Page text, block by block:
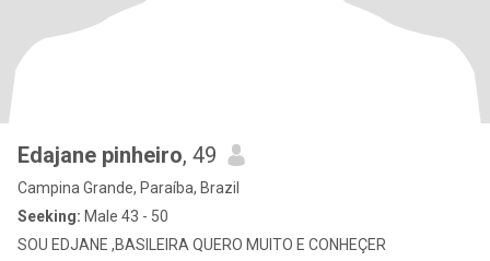
Edajane pinheiro, 49
Campina Grande, Paraíba, Brazil
Seeking: Male 43 - 50
SOU EDJANE ,BASILEIRA QUERO MUITO E CONHEÇER